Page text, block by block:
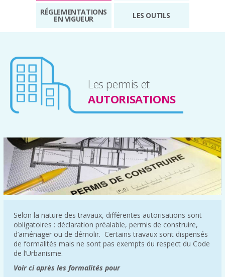
RÉGLEMENTATIONS
EN VIGUEUR LES OUTILS
Les permis et
AUTORISATIONS
Selon la nature des travaux, différentes autorisations sont
obligatoires : déclaration préalable, permis de construire,
d’aménager ou de démolir. Certains travaux sont dispensés
de formalités mais ne sont pas exempts du respect du Code
de l’Urbanisme.
Voir ci après les formalités pour